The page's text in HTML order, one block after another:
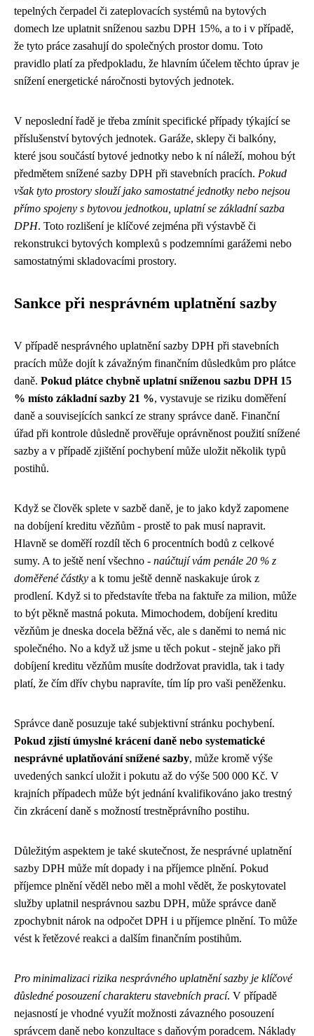
tepelných čerpadel či zateplovacích systémů na bytových
domech lze uplatnit sníženou sazbu DPH 15%, a to i v případě,
že tyto práce zasahují do společných prostor domu. Toto
pravidlo platí za předpokladu, že hlavním účelem těchto úprav je
snížení energetické náročnosti bytových jednotek.
V neposlední řadě je třeba zmínit specifické případy týkající se
příslušenství bytových jednotek. Garáže, sklepy či balkóny,
které jsou součástí bytové jednotky nebo k ní náleží, mohou být
předmětem snížené sazby DPH při stavebních pracích. Pokud
však tyto prostory slouží jako samostatné jednotky nebo nejsou
přímo spojeny s bytovou jednotkou, uplatní se základní sazba
DPH. Toto rozlišení je klíčové zejména při výstavbě či
rekonstrukci bytových komplexů s podzemními garážemi nebo
samostatnými skladovacími prostory.
Sankce při nesprávném uplatnění sazby
V případě nesprávného uplatnění sazby DPH při stavebních
pracích může dojít k závažným finančním důsledkům pro plátce
daně. Pokud plátce chybně uplatní sníženou sazbu DPH 15
% místo základní sazby 21 %, vystavuje se riziku doměření
daně a souvisejících sankcí ze strany správce daně. Finanční
úřad při kontrole důsledně prověřuje oprávněnost použití snížené
sazby a v případě zjištění pochybení může uložit několik typů
postihů.
Když se člověk splete v sazbě daně, je to jako když zapomene
na dobíjení kreditu vězňům - prostě to pak musí napravit.
Hlavně se doměří rozdíl těch 6 procentních bodů z celkové
sumy. A to ještě není všechno - naúčtují vám penále 20 % z
doměřené částky a k tomu ještě denně naskakuje úrok z
prodlení. Když si to představíte třeba na faktuře za milion, může
to být pěkně mastná pokuta. Mimochodem, dobíjení kreditu
vězňům je dneska docela běžná věc, ale s daněmi to nemá nic
společného. No a když už jsme u těch pokut - stejně jako při
dobíjení kreditu vězňům musíte dodržovat pravidla, tak i tady
platí, že čím dřív chybu napravíte, tím líp pro vaši peněženku.
Správce daně posuzuje také subjektivní stránku pochybení.
Pokud zjistí úmyslné krácení daně nebo systematické
nesprávné uplatňování snížené sazby, může kromě výše
uvedených sankcí uložit i pokutu až do výše 500 000 Kč. V
krajních případech může být jednání kvalifikováno jako trestný
čin zkrácení daně s možností trestněprávního postihu.
Důležitým aspektem je také skutečnost, že nesprávné uplatnění
sazby DPH může mít dopady i na příjemce plnění. Pokud
příjemce plnění věděl nebo měl a mohl vědět, že poskytovatel
služby uplatnil nesprávnou sazbu DPH, může správce daně
zpochybnit nárok na odpočet DPH i u příjemce plnění. To může
vést k řetězové reakci a dalším finančním postihům.
Pro minimalizaci rizika nesprávného uplatnění sazby je klíčové
důsledné posouzení charakteru stavebních prací. V případě
nejasností je vhodné využít možnosti závazného posouzení
správcem daně nebo konzultace s daňovým poradcem. Náklady